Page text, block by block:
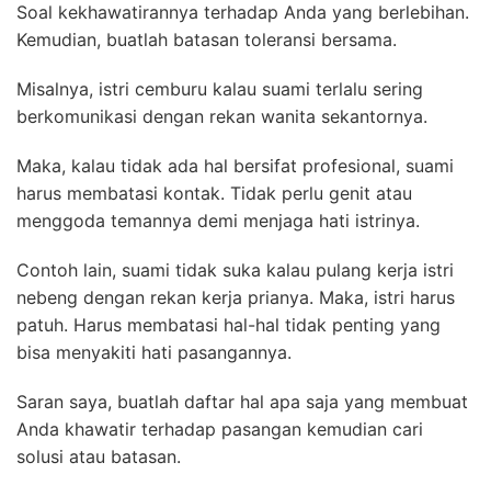
Soal kekhawatirannya terhadap Anda yang berlebihan.
Kemudian, buatlah batasan toleransi bersama.
Misalnya, istri cemburu kalau suami terlalu sering
berkomunikasi dengan rekan wanita sekantornya.
Maka, kalau tidak ada hal bersifat profesional, suami
harus membatasi kontak. Tidak perlu genit atau
menggoda temannya demi menjaga hati istrinya.
Contoh lain, suami tidak suka kalau pulang kerja istri
nebeng dengan rekan kerja prianya. Maka, istri harus
patuh. Harus membatasi hal-hal tidak penting yang
bisa menyakiti hati pasangannya.
Saran saya, buatlah daftar hal apa saja yang membuat
Anda khawatir terhadap pasangan kemudian cari
solusi atau batasan.